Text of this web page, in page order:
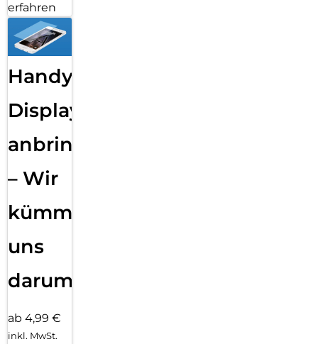
erfahren
Handy
Displayfolie
anbringen
– Wir
kümmern
uns
darum!
ab 4,99 €
inkl. MwSt.